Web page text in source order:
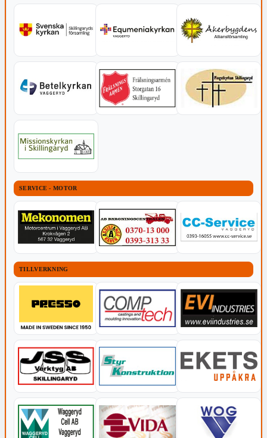
SERVICE - MOTOR
TILLVERKNING